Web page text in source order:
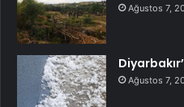
Ağustos 7,
Ağustos 7,